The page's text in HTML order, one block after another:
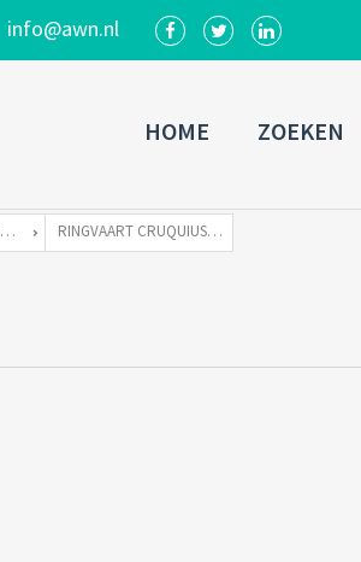
info@awn.nl
HOME ZOEKEN
RINGVAART-CRUQUIUSDIJK 220 TE 2141 EW VIJFHUIZEN RINGVAART CRUQUIUSDIJK 220 VIJFHUIZEN-46